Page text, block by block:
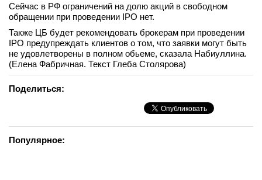
Интервью
вконтакте
телеграм
Сейчас в РФ ограничений на долю акций в свободном
обращении при проведении IPO нет.
Также ЦБ будет рекомендовать брокерам при проведении
IPO предупреждать клиентов о том, что заявки могут быть
не удовлетворены в полном обьеме, сказала Набиуллина.
(Елена Фабричная. Текст Глеба Столярова)
Поделиться:
Популярное: